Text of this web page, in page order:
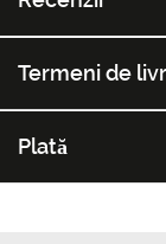
Termeni de
Plată